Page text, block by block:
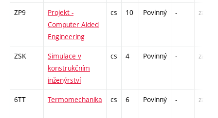
ZP9
Projekt -
Computer Aided
Engineering
cs 10 Povinný - zá,zk
ZSK
Simulace v
konstrukčním
inženýrství
cs 4 Povinný - zá,zk
6TT Termomechanika cs 6 Povinný - zá,zk